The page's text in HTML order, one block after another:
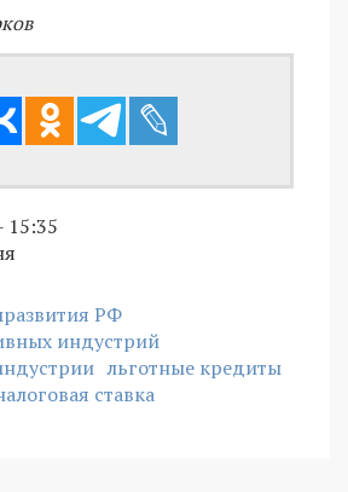
15:35
РФ
индустрий
льготные кредиты
ставка